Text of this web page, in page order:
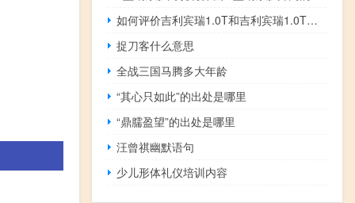
如何评价吉利宾瑞1.0T和吉利宾瑞1.0T的动力？
捉刀客什么意思
全战三国马腾多大年龄
“其心只如此”的出处是哪里
“鼎臑盈望”的出处是哪里
汪曾祺幽默语句
少儿形体礼仪培训内容